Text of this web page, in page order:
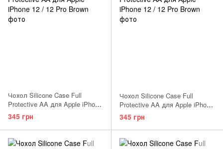
Чохол Silicone Case Full
Protective AA для Apple iPhone
12 / 12 Pro Dragon Fruit
345 грн
Чохол Silicone Case Full
Protective AA для Apple iPhone
12 / 12 Pro Lavender
345 грн